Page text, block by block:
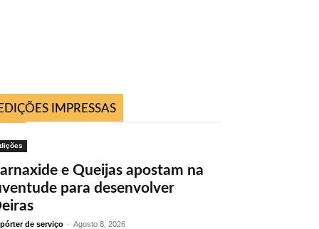
EDIÇÕES IMPRESSAS
e Queijas apostam na
para desenvolver
de serviço - Agosto 8, 2026